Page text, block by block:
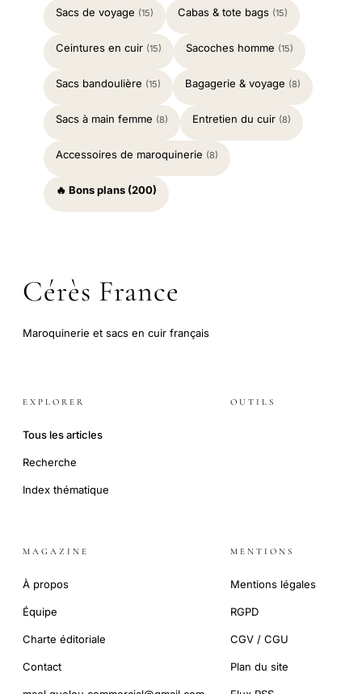
Sacs de voyage (15) Cabas & tote bags (15)
Ceintures en cuir (15) Sacoches homme (15)
Sacs bandoulière (15) Bagagerie & voyage (8)
Sacs à main femme (8) Entretien du cuir (8)
Accessoires de maroquinerie (8)
🔥 Bons plans (200)
Cérès France
Maroquinerie et sacs en cuir français
EXPLORER
Tous les articles
Recherche
Index thématique
OUTILS
MAGAZINE
À propos
Équipe
Charte éditoriale
Contact
MENTIONS
Mentions légales
RGPD
CGV / CGU
Plan du site